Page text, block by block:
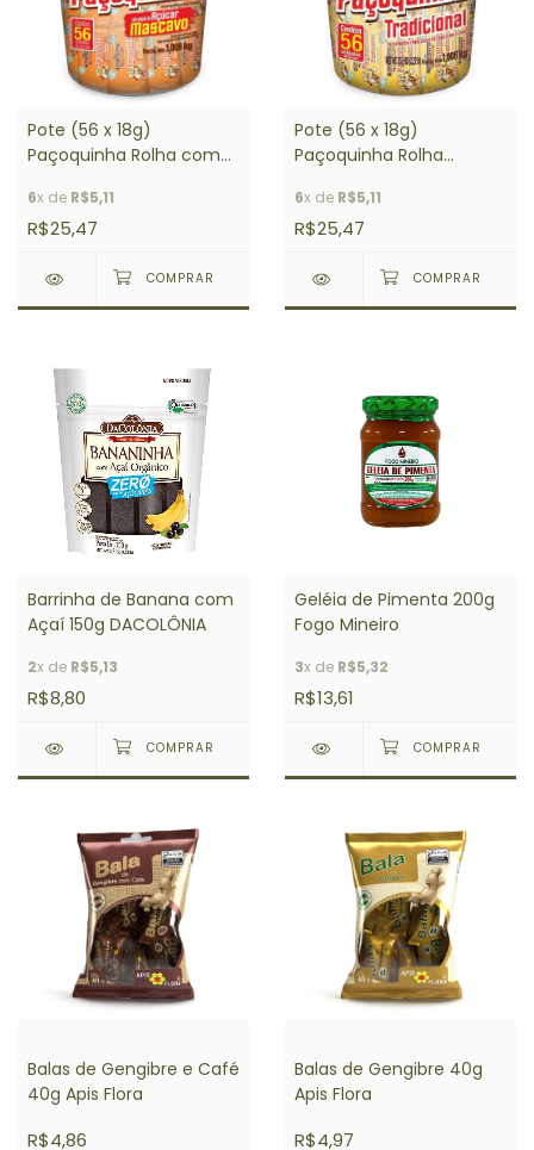
Pote (56 x 18g)
Paçoquinha Rolha com
DACOLÔNIA
6x de R$5,11
R$25,47
Pote (56 x 18g)
Paçoquinha Rolha
DACOLÔNIA
6x de R$5,11
R$25,47
Barrinha de Banana com
Açaí 150g DACOLÔNIA
2x de R$5,13
R$8,80
Geléia de Pimenta 200g
Fogo Mineiro
3x de R$5,32
R$13,61
Balas de Gengibre e Café
40g Apis Flora
R$4,86
Balas de Gengibre 40g
Apis Flora
R$4,97